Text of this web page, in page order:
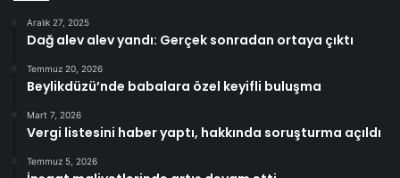
Aralık 27, 2025
Dağ alev alev yandı: Gerçek sonradan ortaya çıktı
Temmuz 20, 2026
Beylikdüzü’nde babalara özel keyifli buluşma
Mart 7, 2026
Vergi listesini haber yaptı, hakkında soruşturma açıldı
Temmuz 5, 2026